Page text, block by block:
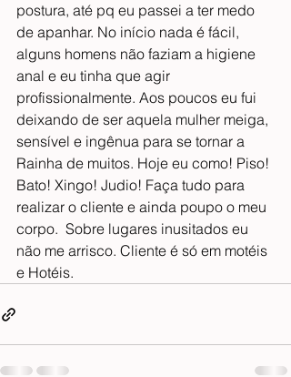
postura, até pq eu passei a ter medo
de apanhar. No início nada é fácil,
alguns homens não faziam a higiene
anal e eu tinha que agir
profissionalmente. Aos poucos eu fui
deixando de ser aquela mulher meiga,
sensível e ingênua para se tornar a
Rainha de muitos. Hoje eu como! Piso!
Bato! Xingo! Judio! Faça tudo para
realizar o cliente e ainda poupo o meu
corpo.  Sobre lugares inusitados eu
não me arrisco. Cliente é só em motéis
e Hotéis.